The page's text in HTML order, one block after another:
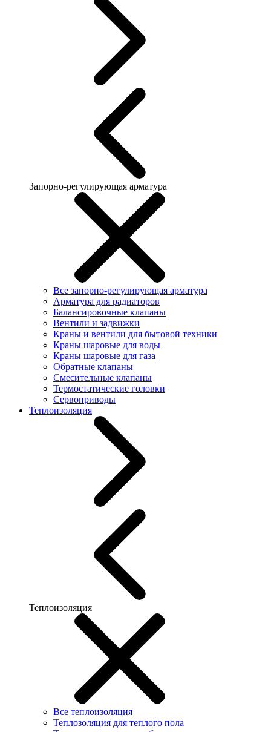
Запорно-регулирующая арматура
Все запорно-регулирующая арматура
Арматура для радиаторов
Балансировочные клапаны
Вентили и задвижки
Краны и вентили для бытовой техники
Краны шаровые для воды
Краны шаровые для газа
Обратные клапаны
Смесительные клапаны
Термостатические головки
Сервоприводы
Теплоизоляция
Теплоизоляция
Все теплоизоляция
Теплозоляция для теплого пола